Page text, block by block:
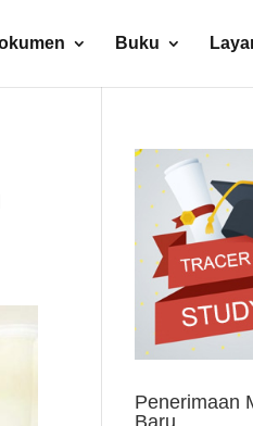
Buku
Penerimaan